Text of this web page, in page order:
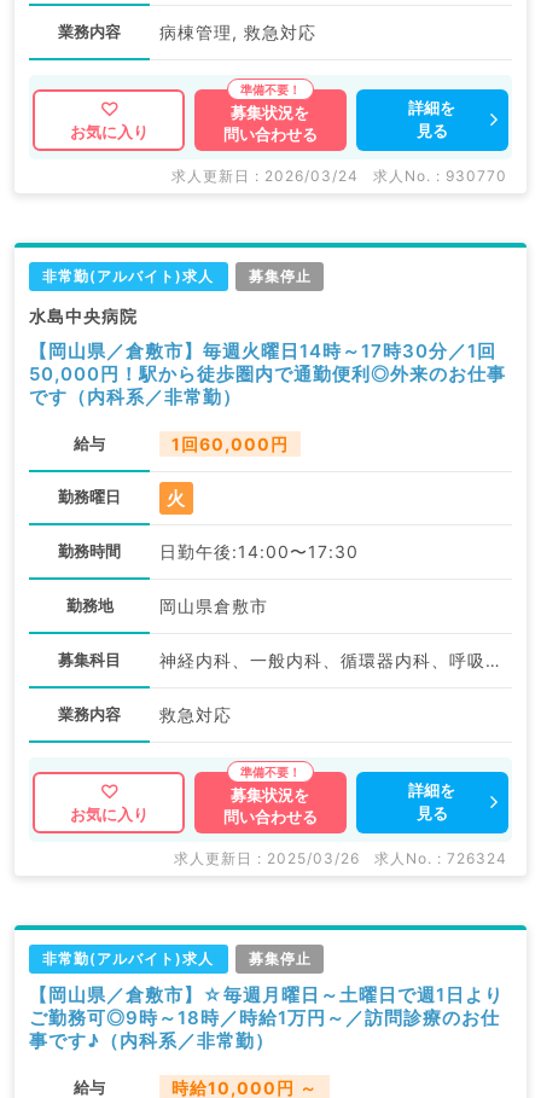
業務内容 病棟管理, 救急対応
お気に入り
募集状況を
問い合わせる
詳細を
見る
求人更新日 : 2026/03/24 求人No. : 930770
非常勤(アルバイト)求人 募集停止
水島中央病院
【岡山県／倉敷市】毎週火曜日14時～17時30分／1回
50,000円！駅から徒歩圏内で通勤便利◎外来のお仕事
です（内科系／非常勤）
給与 1回60,000円
勤務曜日 火
勤務時間 日勤午後:14:00〜17:30
勤務地 岡山県倉敷市
募集科目 神経内科、一般内科、循環器内科、呼吸器内科、消化器内科、内分泌・代謝内科、腎臓内科、老年内科、血液内科、膠原病科
業務内容 救急対応
お気に入り
募集状況を
問い合わせる
詳細を
見る
求人更新日 : 2025/03/26 求人No. : 726324
非常勤(アルバイト)求人 募集停止
【岡山県／倉敷市】☆毎週月曜日～土曜日で週1日より
ご勤務可◎9時～18時／時給1万円～／訪問診療のお仕
事です♪（内科系／非常勤）
給与 時給10,000円 ～